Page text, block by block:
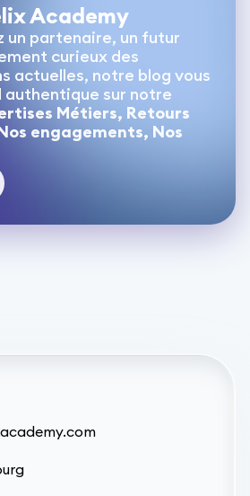
Academy
un partenaire, un futur
curieux des
actuelles, notre blog vous
sur notre
Métiers, Retours
engagements, Nos